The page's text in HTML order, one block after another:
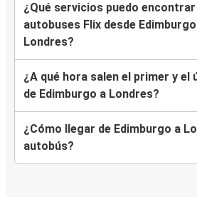
¿Qué servicios puedo
autobuses Flix desde
Londres?
¿A qué hora salen el primer y el
de Edimburgo a Londres?
¿Cómo llegar de Edimburgo a
autobús?